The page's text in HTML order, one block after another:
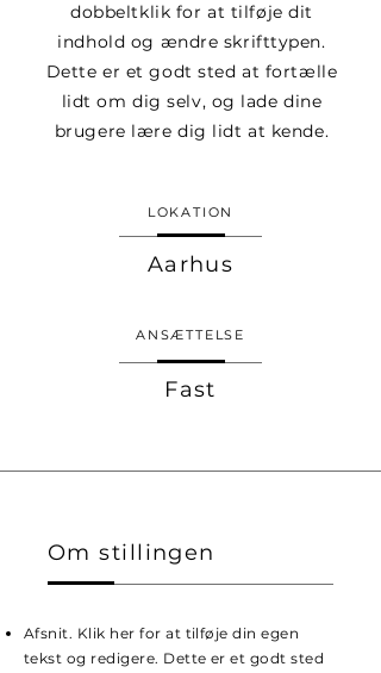
dobbeltklik for at tilføje dit
indhold og ændre skrifttypen.
Dette er et godt sted at fortælle
lidt om dig selv, og lade dine
brugere lære dig lidt at kende.
LOKATION
Aarhus
ANSÆTTELSE
Fast
Om stillingen
Afsnit. Klik her for at tilføje din egen
tekst og redigere. Dette er et godt sted